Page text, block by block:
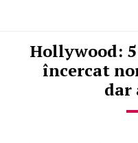
Hollywood:
încercat
dar